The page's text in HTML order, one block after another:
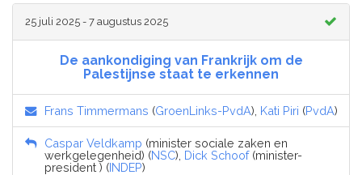
25 juli 2025 - 7 augustus 2025
De aankondiging van Frankrijk om de
Palestijnse staat te erkennen
Frans Timmermans (GroenLinks-PvdA), Kati Piri (PvdA)
Caspar Veldkamp (minister sociale zaken en
werkgelegenheid) (NSC), Dick Schoof(minister-
president ) (INDEP)